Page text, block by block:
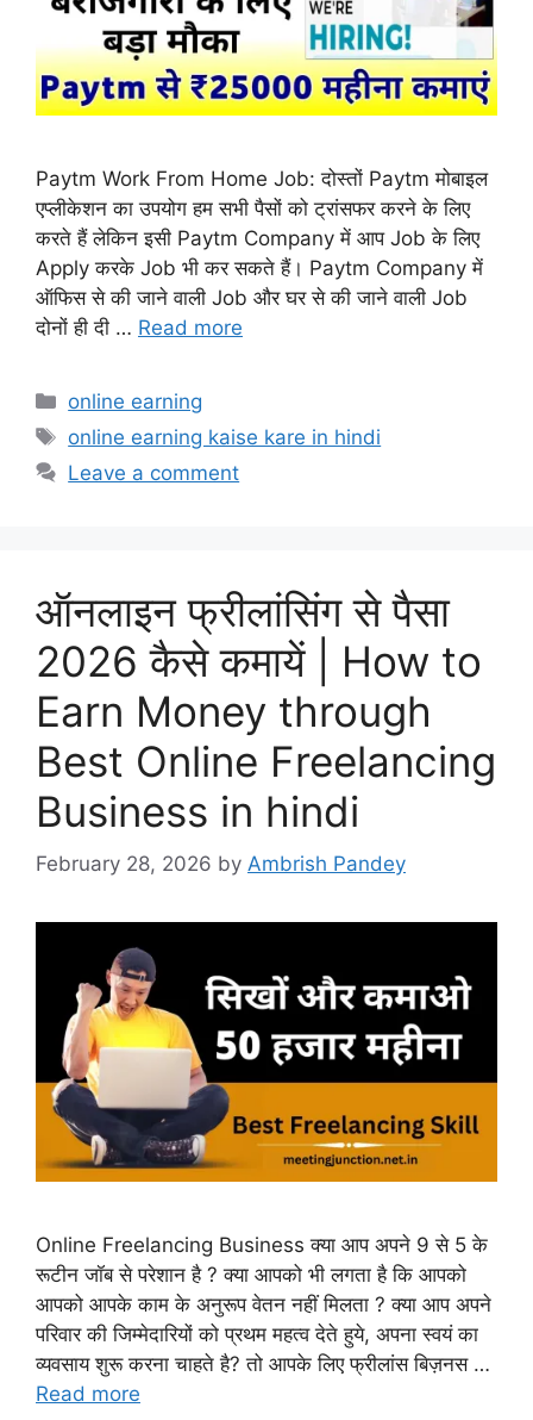
Paytm Work From Home Job: दोस्तों Paytm मोबाइल
एप्लीकेशन का उपयोग हम सभी पैसों को ट्रांसफर करने के लिए
करते हैं लेकिन इसी Paytm Company में आप Job के लिए
Apply करके Job भी कर सकते हैं। Paytm Company में
ऑफिस से की जाने वाली Job और घर से की जाने वाली Job
दोनों ही दी … Read more
Categories
online earning
Tags
online earning kaise kare in hindi
Leave a comment
ऑनलाइन फ्रीलांसिंग से पैसा
2026 कैसे कमायें | How to
Earn Money through
Best Online Freelancing
Business in hindi
February 28, 2026 by Ambrish Pandey
Online Freelancing Business क्या आप अपने 9 से 5 के
रूटीन जॉब से परेशान है ? क्या आपको भी लगता है कि आपको
आपको आपके काम के अनुरूप वेतन नहीं मिलता ? क्या आप अपने
परिवार की जिम्मेदारियों को प्रथम महत्व देते हुये, अपना स्वयं का
व्यवसाय शुरू करना चाहते है? तो आपके लिए फ्रीलांस बिज़नस …
Read more